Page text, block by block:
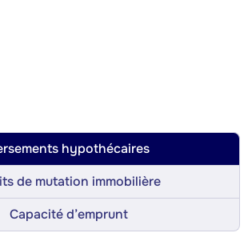
hypothécaires
de mutation immobilière
Capacité d’emprunt